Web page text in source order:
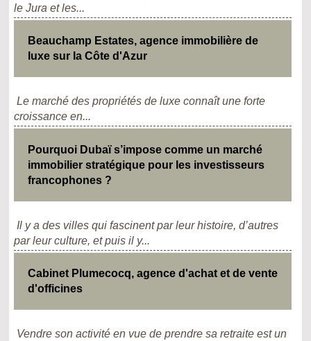
le Jura et les...
Beauchamp Estates, agence immobilière de
luxe sur la Côte d'Azur
Le marché des propriétés de luxe connaît une forte
croissance en...
Pourquoi Dubaï s’impose comme un marché
immobilier stratégique pour les investisseurs
francophones ?
Il y a des villes qui fascinent par leur histoire, d’autres
par leur culture, et puis il y...
Cabinet Plumecocq, agence d'achat et de vente
d'officines
Vendre son activité en vue de prendre sa retraite est un